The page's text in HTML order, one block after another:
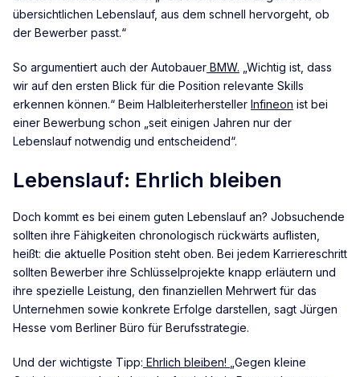
übersichtlichen Lebenslauf, aus dem schnell hervorgeht, ob
der Bewerber passt.“
So argumentiert auch der Autobauer BMW. „Wichtig ist, dass
wir auf den ersten Blick für die Position relevante Skills
erkennen können.“ Beim Halbleiterhersteller Infineon ist bei
einer Bewerbung schon „seit einigen Jahren nur der
Lebenslauf notwendig und entscheidend“.
Lebenslauf: Ehrlich bleiben
Doch kommt es bei einem guten Lebenslauf an? Jobsuchende
sollten ihre Fähigkeiten chronologisch rückwärts auflisten,
heißt: die aktuelle Position steht oben. Bei jedem Karriereschritt
sollten Bewerber ihre Schlüsselprojekte knapp erläutern und
ihre spezielle Leistung, den finanziellen Mehrwert für das
Unternehmen sowie konkrete Erfolge darstellen, sagt Jürgen
Hesse vom Berliner Büro für Berufsstrategie.
Und der wichtigste Tipp: Ehrlich bleiben!
„Gegen kleine